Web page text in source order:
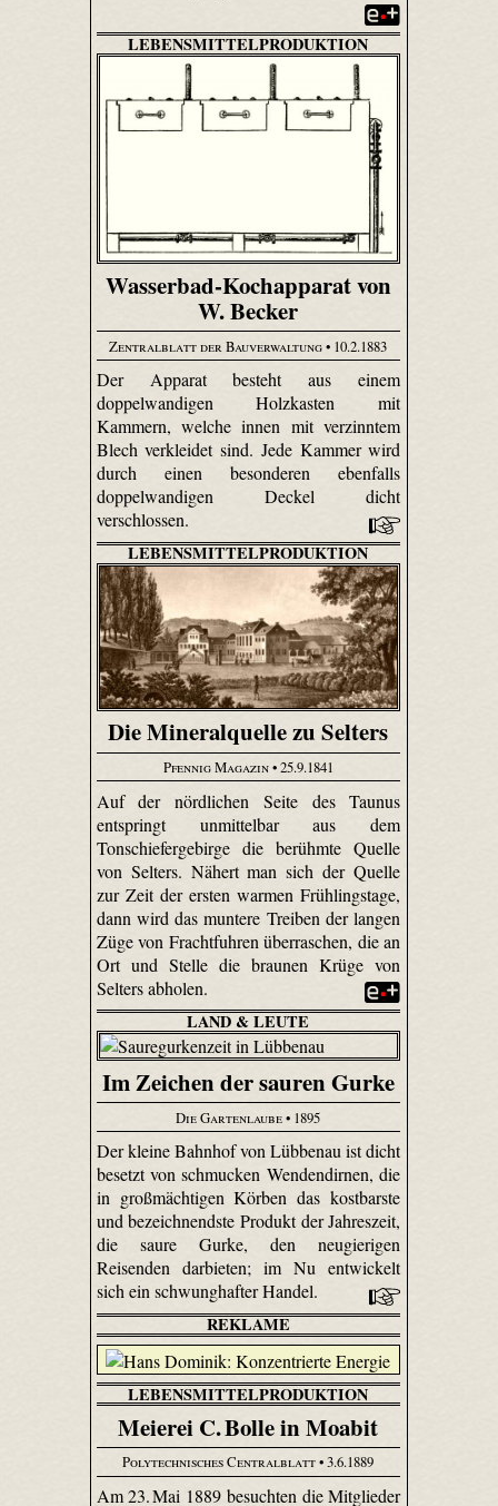
LEBENSMITTELPRODUKTION
Wasserbad-Kochapparat von
W. Becker
Zentralblatt der Bauverwaltung• 10.2.1883
Der Apparat besteht aus einem
doppelwandigen Holzkasten mit
Kammern, welche innen mit verzinntem
Blech verkleidet sind. Jede Kammer wird
durch einen besonderen ebenfalls
doppelwandigen Deckel dicht
verschlossen.
LEBENSMITTELPRODUKTION
Die Mineralquelle zu Selters
Pfennig Magazin• 25.9.1841
Auf der nördlichen Seite des Taunus
entspringt unmittelbar aus dem
Tonschiefergebirge die berühmte Quelle
von Selters. Nähert man sich der Quelle
zur Zeit der ersten warmen Frühlingstage,
dann wird das muntere Treiben der langen
Züge von Frachtfuhren überraschen, die an
Ort und Stelle die braunen Krüge von
Selters abholen.
LAND & LEUTE
Im Zeichen der sauren Gurke
Die Gartenlaube• 1895
Der kleine Bahnhof von Lübbenau ist dicht
besetzt von schmucken Wendendirnen, die
in großmächtigen Körben das kostbarste
und bezeichnendste Produkt der Jahreszeit,
die saure Gurke, den neugierigen
Reisenden darbieten; im Nu entwickelt
sich ein schwunghafter Handel.
REKLAME
LEBENSMITTELPRODUKTION
Meierei C. Bolle in Moabit
Polytechnisches Centralblatt• 3.6.1889
Am 23. Mai 1889 besuchten die Mitglieder